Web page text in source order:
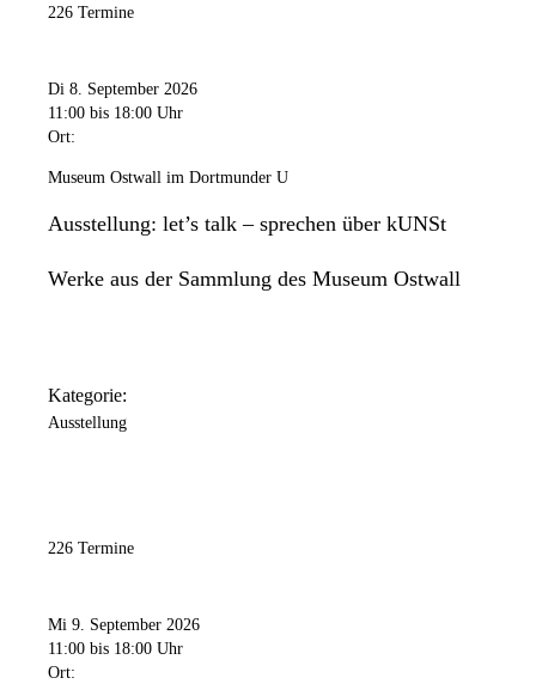
226 Termine
Di 8. September 2026
11:00 bis 18:00 Uhr
Ort:
Museum Ostwall im Dortmunder U
Ausstellung: let’s talk – sprechen über kUNSt
Werke aus der Sammlung des Museum Ostwall
Kategorie:
Ausstellung
226 Termine
Mi 9. September 2026
11:00 bis 18:00 Uhr
Ort: